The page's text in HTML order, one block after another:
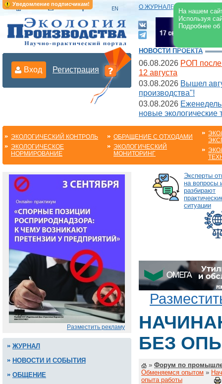
Уведомление подписчикам!
На нашем
Используя
Подробнее
О ЖУРНАЛЕ |
Вход Регистрация
НОВОСТИ ПРОЕКТА
06.08.2026 РОП после
12 августа
03.08.2026 Вышел
производства"!
03.08.2026
новые экологические
ЭКОЛОГИЧЕСКИЙ КОНТРОЛЬ
ЭКОЛОГИЧЕСКОЕ
НОРМИРОВАНИЕ
ОБРАЩЕНИЕ С ОТХОДАМИ
ЭКОЛОГИЧЕСКИЙ
МОНИТОРИНГ
Разместить рекламу
ЖУРНАЛ
НОВОСТИ И СОБЫТИЯ
ОБЩЕНИЕ
Эксперты
на вопросы
разбирают
ситуации
БЕЗ
» Форум по
Обменяемся опытом »
опыта работы